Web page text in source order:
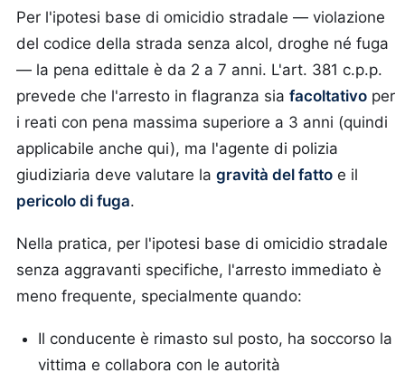
Per l'ipotesi base di omicidio stradale — violazione
del codice della strada senza alcol, droghe né fuga
— la pena edittale è da 2 a 7 anni. L'art. 381 c.p.p.
prevede che l'arresto in flagranza sia facoltativo per
i reati con pena massima superiore a 3 anni (quindi
applicabile anche qui), ma l'agente di polizia
giudiziaria deve valutare la gravità del fatto e il
pericolo di fuga.
Nella pratica, per l'ipotesi base di omicidio stradale
senza aggravanti specifiche, l'arresto immediato è
meno frequente, specialmente quando:
Il conducente è rimasto sul posto, ha soccorso la
vittima e collabora con le autorità